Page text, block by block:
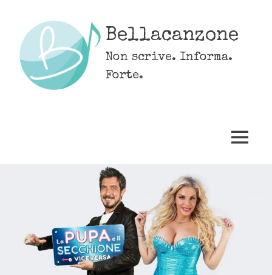
content
Bellacanzone
Non scrive. Informa.
Forte.
MENU